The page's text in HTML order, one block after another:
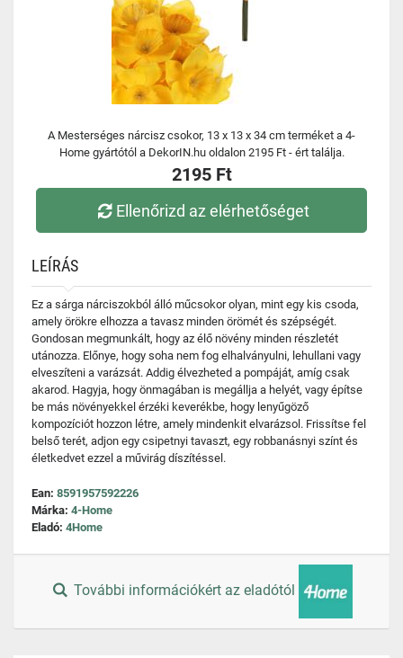
A Mesterséges nárcisz csokor, 13 x 13 x 34 cm terméket a 4-
Home gyártótól a DekorIN.hu oldalon 2195 Ft - ért találja.
2195 Ft
Ellenőrizd az elérhetőséget
LEÍRÁS
Ez a sárga nárciszokból álló műcsokor olyan, mint egy kis csoda,
amely örökre elhozza a tavasz minden örömét és szépségét.
Gondosan megmunkált, hogy az élő növény minden részletét
utánozza. Előnye, hogy soha nem fog elhalványulni, lehullani vagy
elveszíteni a varázsát. Addig élvezheted a pompáját, amíg csak
akarod. Hagyja, hogy önmagában is megállja a helyét, vagy építse
be más növényekkel érzéki keverékbe, hogy lenyűgöző
kompozíciót hozzon létre, amely mindenkit elvarázsol. Frissítse fel
belső terét, adjon egy csipetnyi tavaszt, egy robbanásnyi színt és
életkedvet ezzel a művirág díszítéssel.
Ean: 8591957592226
Márka: 4-Home
Eladó: 4Home
További információkért az eladótól